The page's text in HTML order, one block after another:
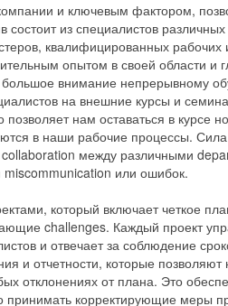
и ключевым фактором,
из специалистов
квалифицированных рабочих
опытом в своей области и
внимание непрерывному
на внешние курсы и
нам оставаться в курсе
в наши рабочие процессы.
между различными
или ошибок.
который включает четкое
challenges. Каждый проект
и отвечает за соблюдение
и отчетности, которые
отклонениях от плана. Это
принимать корректирующие меры